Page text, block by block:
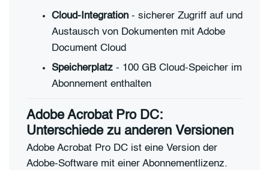
Cloud-Integration - sicherer Zugriff auf und
Austausch von Dokumenten mit Adobe
Document Cloud
Speicherplatz - 100 GB Cloud-Speicher im
Abonnement enthalten
Adobe Acrobat Pro DC:
Unterschiede zu anderen Versionen
Adobe Acrobat Pro DC ist eine Version der
Adobe-Software mit einer Abonnementlizenz.